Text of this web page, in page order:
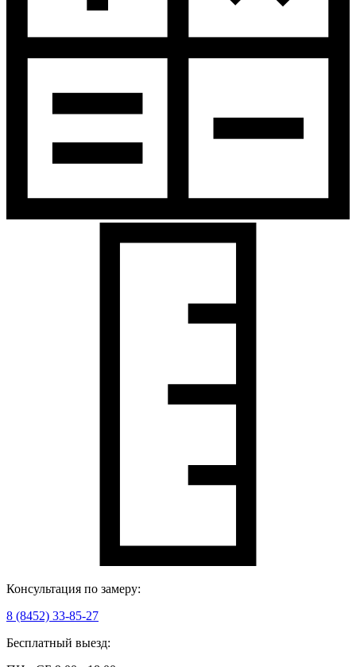
Консультация по замеру:
8 (8452) 33-85-27
Бесплатный выезд: